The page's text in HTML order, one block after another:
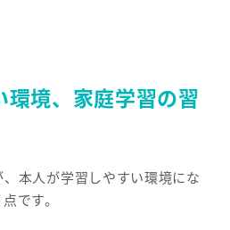
環境、家庭学習の習
本人が学習しやすい環境にな
です。